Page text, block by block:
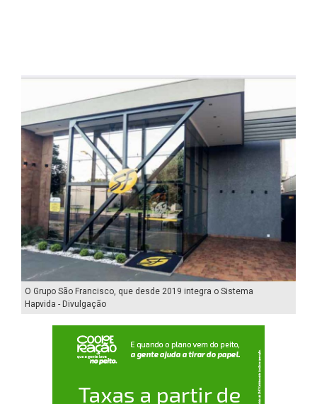
O Grupo São Francisco, que desde 2019 integra o Sistema
Hapvida - Divulgação